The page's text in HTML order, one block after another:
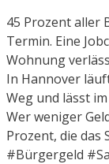
45 Prozent aller
Termin. Eine
Wohnung
In Hannover
Weg und lässt
Wer weniger
Prozent, die das
#Bürgergeld